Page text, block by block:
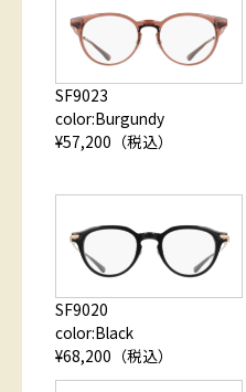
SF9023
color:Burgundy
¥57,200（税込）
SF9020
color:Black
¥68,200（税込）